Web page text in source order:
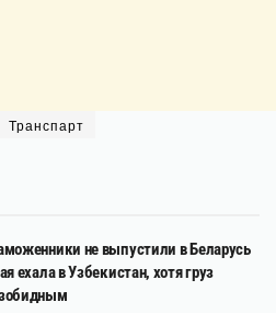
Транспарт
не выпустили в Беларусь
ехала в Узбекистан, хотя груз